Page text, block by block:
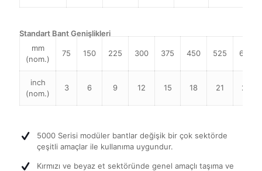
Standart Bant Genişlikleri
mm
(nom.)
75 150 225 300 375 450 525 600
inch
(nom.)
3 6 9 12 15 18 21 24
5000 Serisi modüler bantlar değişik bir çok sektörde
çeşitli amaçlar ile kullanıma uygundur.
Kırmızı ve beyaz et sektöründe genel amaçlı taşıma ve